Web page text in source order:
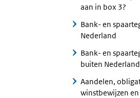
aan in box 3?
Bank- en
Nederland
Bank- en
buiten Nederland
Aandelen,
winstbewijzen